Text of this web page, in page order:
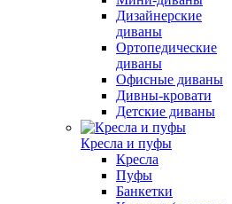
Дизайнерские
диваны
Ортопедические
диваны
Офисные диваны
Дивны-кровати
Детские диваны
Кресла и пуфы
Кресла
Пуфы
Банкетки